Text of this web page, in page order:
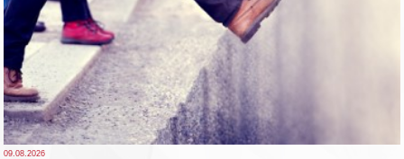
09.08.2026